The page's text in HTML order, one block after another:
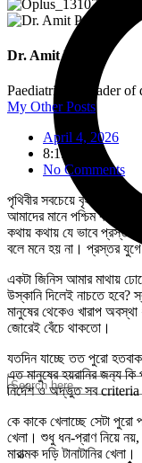
Dr. Amit Pan
Paediatrician, leader of
My Other Posts
April 4, 2026
8:19 am
No Comments
পৃথিবীর সবচেয়ে বৃহৎ মাস্তান
আমাদের মানে পশ্চিম
কথায় কথায় যে ভাবে প্রস্তর
বলে মনে হয় না। প্রস্তর
একটা জিনিস আমার মাথায়
উস্কানি দিলেই নাচতে হবে?
মানুষের থেকেও খারাপ
জোরেই বেঁচে থাকতো।
যতদিন যাচ্ছে তত পুরো
এত মানুষের হয়রানির জন‍্য কি
নির্দেশ ও অদ্ভুত সব criteria
কে কাকে খেলাচ্ছে সেটা
খেলা। শুধু ধন-প্রাণ নিয়ে
মারাত্মক দড়ি টানাটানির খেলা।